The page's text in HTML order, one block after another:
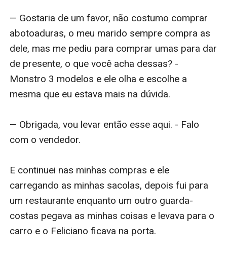
— Gostaria de um favor, não costumo comprar
abotoaduras, o meu marido sempre compra as
dele, mas me pediu para comprar umas para dar
de presente, o que você acha dessas? -
Monstro 3 modelos e ele olha e escolhe a
mesma que eu estava mais na dúvida.
— Obrigada, vou levar então esse aqui. - Falo
com o vendedor.
E continuei nas minhas compras e ele
carregando as minhas sacolas, depois fui para
um restaurante enquanto um outro guarda-
costas pegava as minhas coisas e levava para o
carro e o Feliciano ficava na porta.